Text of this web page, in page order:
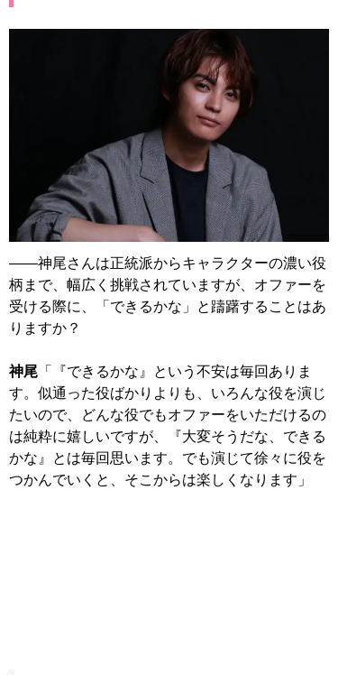
――神尾さんは正統派からキャラクターの濃い役
柄まで、幅広く挑戦されていますが、オファーを
受ける際に、「できるかな」と躊躇することはあ
りますか？
神尾 「『できるかな』という不安は毎回ありま
す。似通った役ばかりよりも、いろんな役を演じ
たいので、どんな役でもオファーをいただけるの
は純粋に嬉しいですが、『大変そうだな、できる
かな』とは毎回思います。でも演じて徐々に役を
つかんでいくと、そこからは楽しくなります」